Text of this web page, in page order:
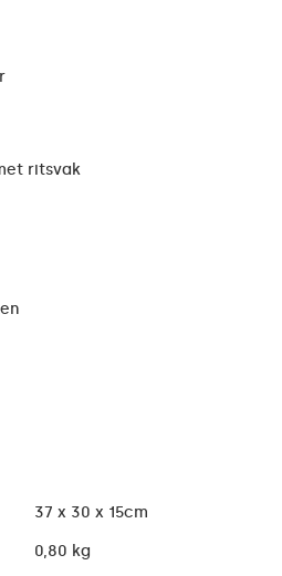
ritsvak
37 x 30 x 15cm
0,80 kg